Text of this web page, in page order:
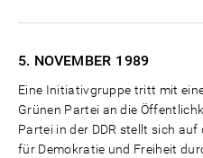
5. NOVEMBER 1989
Eine Initiativgruppe tritt mit
Grünen Partei an die
Partei in der DDR stellt sich
für Demokratie und Freiheit